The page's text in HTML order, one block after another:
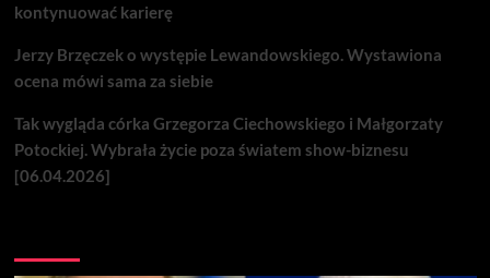
kontynuować karierę
Jerzy Brzęczek o występie Lewandowskiego. Wystawiona
ocena mówi sama za siebie
Tak wygląda córka Grzegorza Ciechowskiego i Małgorzaty
Potockiej. Wybrała życie poza światem show-biznesu
[06.04.2026]